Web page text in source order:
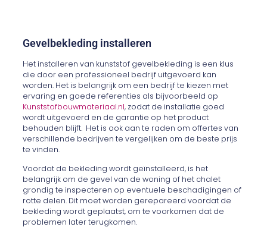
Gevelbekleding installeren
Het installeren van kunststof gevelbekleding is een klus
die door een professioneel bedrijf uitgevoerd kan
worden. Het is belangrijk om een bedrijf te kiezen met
ervaring en goede referenties als bijvoorbeeld op
Kunststofbouwmateriaal.nl, zodat de installatie goed
wordt uitgevoerd en de garantie op het product
behouden blijft. Het is ook aan te raden om offertes van
verschillende bedrijven te vergelijken om de beste prijs
te vinden.
Voordat de bekleding wordt geïnstalleerd, is het
belangrijk om de gevel van de woning of het chalet
grondig te inspecteren op eventuele beschadigingen of
rotte delen. Dit moet worden gerepareerd voordat de
bekleding wordt geplaatst, om te voorkomen dat de
problemen later terugkomen.